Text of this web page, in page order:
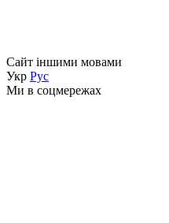
Сайт іншими мовами
Укр Рус
Ми в соцмережах